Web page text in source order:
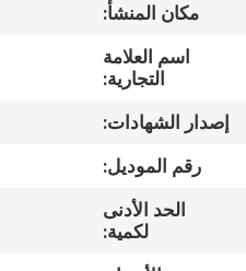
أشرطة
معلومات
مكان المنشأ:
اسم العلامة
التجارية:
إصدار الشهادات:
رقم الموديل:
الحد الأدنى
لكمية: